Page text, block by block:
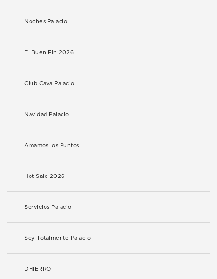
Noches Palacio
El Buen Fin 2026
Club Cava Palacio
Navidad Palacio
Amamos los Puntos
Hot Sale 2026
Servicios Palacio
Soy Totalmente Palacio
DHIERRO